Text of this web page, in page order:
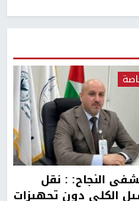
النجاح: : نقل
الكلى دون تجهيزات